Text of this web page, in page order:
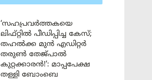
‘സഹപ്രവർത്തകയെ
ലിഫ്റ്റിൽ പീഡിപ്പിച്ച കേസ്;
തഹൽക്ക മുൻ എഡിറ്റർ
തരുൺ തേജ്പാൽ
കുറ്റക്കാരൻ!’: മാപ്പപേക്ഷ
തള്ളി ബോംബെ